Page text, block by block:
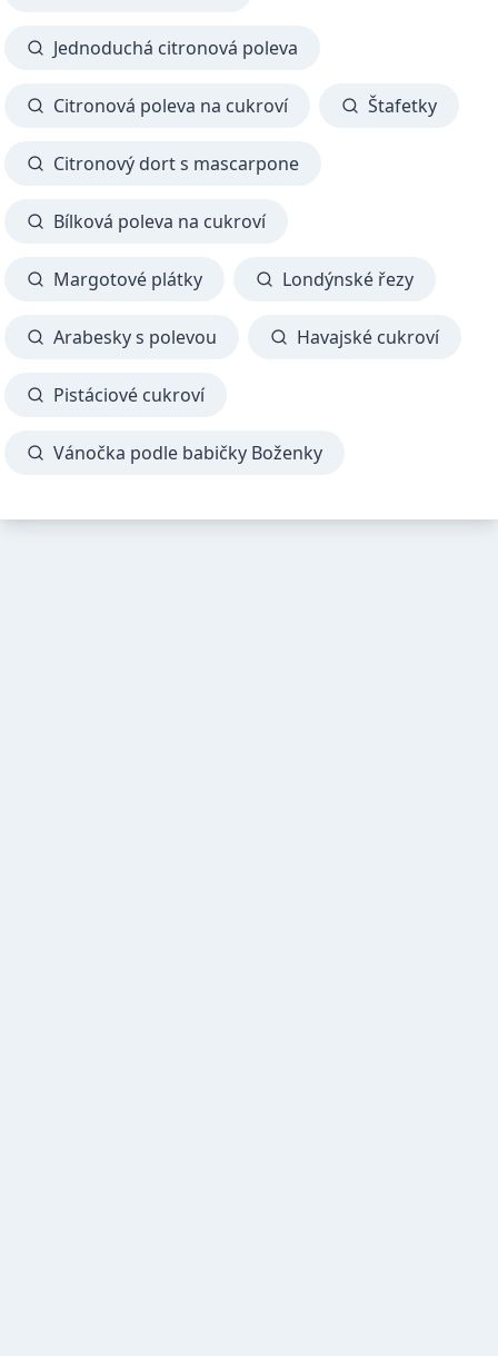
Jednoduchá citronová poleva
Citronová poleva na cukroví Štafetky
Citronový dort s mascarpone
Bílková poleva na cukroví
Margotové plátky Londýnské řezy
Arabesky s polevou Havajské cukroví
Pistáciové cukroví
Vánočka podle babičky Boženky